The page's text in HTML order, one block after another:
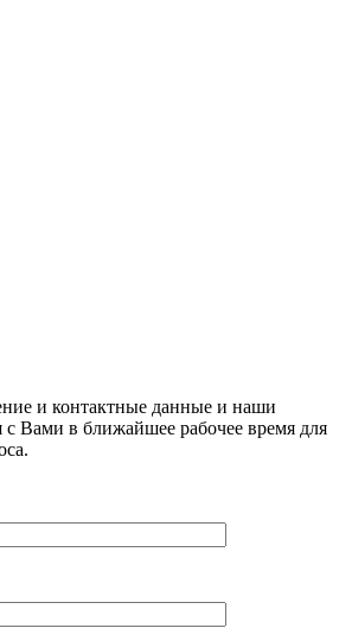
и контактные данные и наши
с Вами в ближайшее рабочее время для